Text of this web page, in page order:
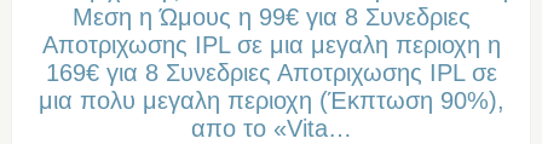
Μεση η Ώμους η 99€ για 8 Συνεδριες
Αποτριχωσης IPL σε μια μεγαλη περιοχη η
169€ για 8 Συνεδριες Αποτριχωσης IPL σε
μια πολυ μεγαλη περιοχη (Έκπτωση 90%),
απο το «Vita…